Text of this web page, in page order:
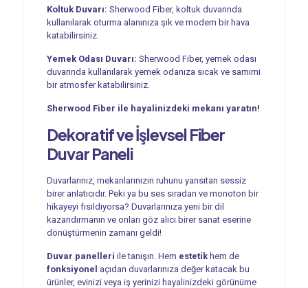
Koltuk Duvarı: Sherwood Fiber, koltuk duvarında
kullanılarak oturma alanınıza şık ve modern bir hava
katabilirsiniz.
Yemek Odası Duvarı: Sherwood Fiber, yemek odası
duvarında kullanılarak yemek odanıza sıcak ve samimi
bir atmosfer katabilirsiniz.
Sherwood Fiber ile hayalinizdeki mekanı yaratın!
Dekoratif ve İşlevselFiber
Duvar Paneli
Duvarlarınız, mekanlarınızın ruhunu yansıtan sessiz
birer anlatıcıdır. Peki ya bu ses sıradan ve monoton bir
hikayeyi fısıldıyorsa? Duvarlarınıza yeni bir dil
kazandırmanın ve onları göz alıcı birer sanat eserine
dönüştürmenin zamanı geldi!
Duvar panelleri ile tanışın. Hem estetikhem de
fonksiyonel açıdan duvarlarınıza değer katacak bu
ürünler, evinizi veya iş yerinizi hayalinizdeki görünüme